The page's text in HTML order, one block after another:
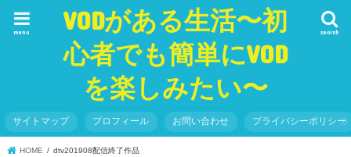
VODがある生活〜初
心者でも簡単にVOD
を楽しみたい〜
search
menu
サイトマップ プロフィール お問い合わせ プライバシーポリシー
HOME dtv201908配信終了作品